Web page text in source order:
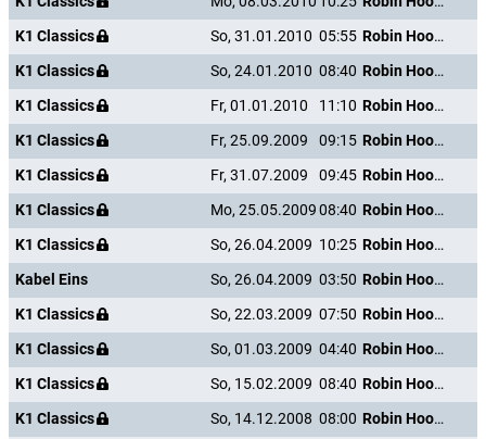
K1 Classics
So, 31.01.2010 05:55
Robin Hood, der Befreier
K1 Classics
So, 24.01.2010 08:40
Robin Hood, der Befreier
K1 Classics
Fr, 01.01.2010 11:10
Robin Hood, der Befreier
K1 Classics
Fr, 25.09.2009 09:15
Robin Hood, der Befreier
K1 Classics
Fr, 31.07.2009 09:45
Robin Hood, der Befreier
K1 Classics
Mo, 25.05.200908:40
Robin Hood, der Befreier
K1 Classics
So, 26.04.2009 10:25
Robin Hood, der Befreier
Kabel Eins
So, 26.04.2009 03:50
Robin Hood, der Befreier
K1 Classics
So, 22.03.2009 07:50
Robin Hood, der Befreier
K1 Classics
So, 01.03.2009 04:40
Robin Hood, der Befreier
K1 Classics
So, 15.02.2009 08:40
Robin Hood, der Befreier
K1 Classics
So, 14.12.2008 08:00 Robin Hood, der Befreier